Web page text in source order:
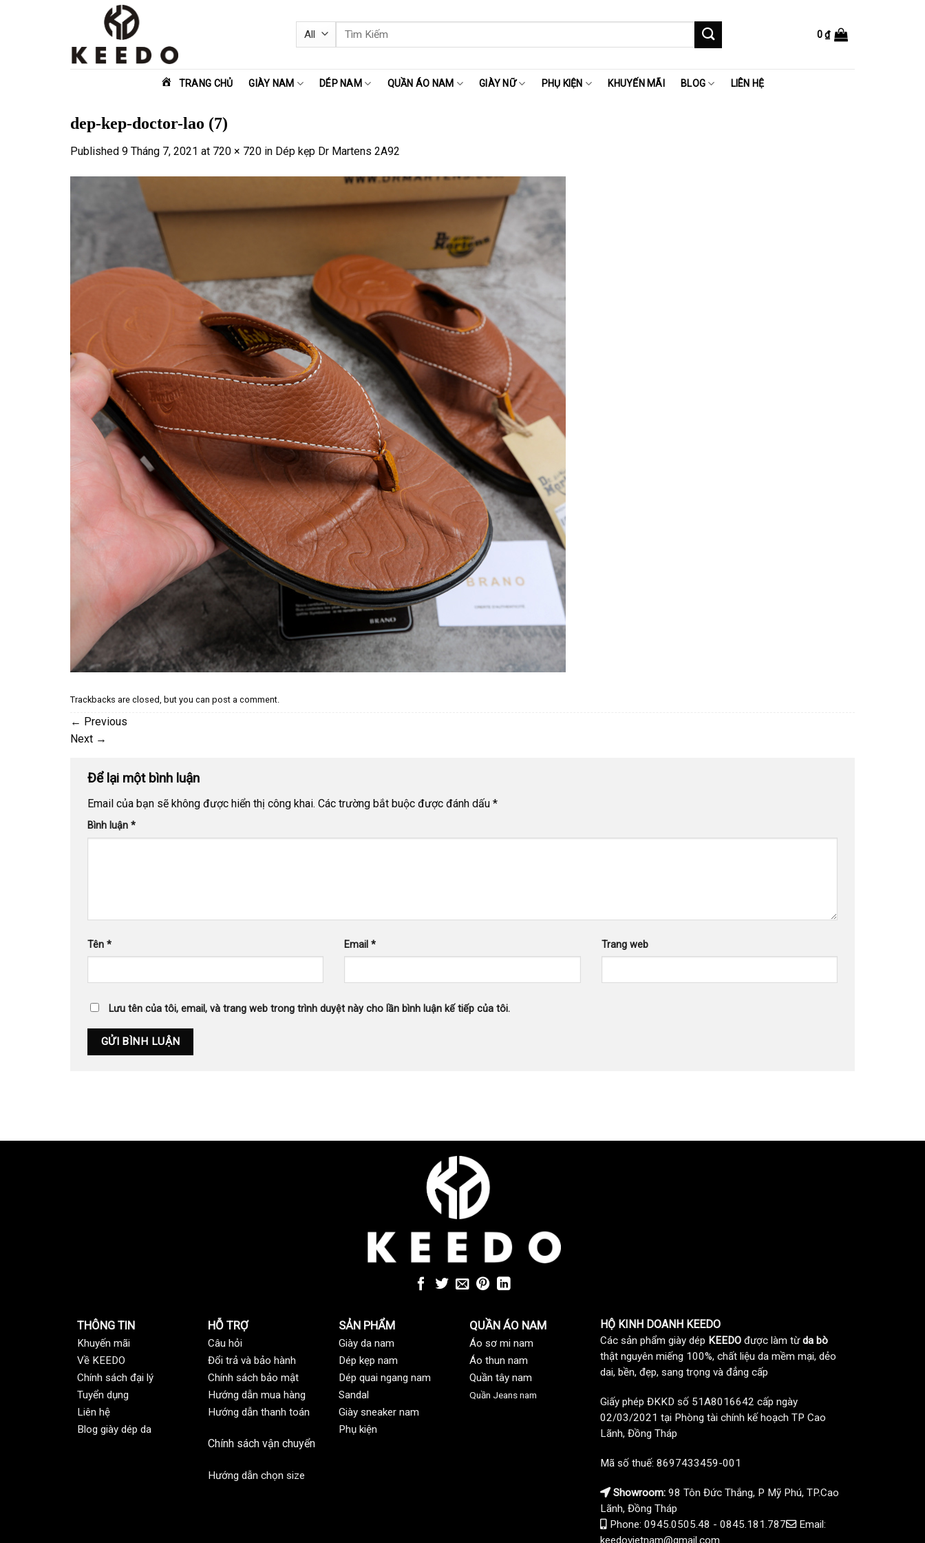
Tìm
kiếm:
0₫
TRANG CHỦ GIÀY NAM DÉP NAM QUẦN ÁO NAM GIÀY NỮ PHỤ KIỆN KHUYẾN MÃI BLOG LIÊN HỆ
dep-kep-doctor-lao (7)
Published 9 Tháng 7, 2021 at 720 × 720 in Dép kẹp Dr Martens 2A92
Trackbacks are closed, but you can post a comment.
← Previous
Next →
Để lại một bình luận
Email của bạn sẽ không được hiển thị công khai. Các trường bắt buộc được đánh dấu *
Bình luận *
Tên * Email* Trang web
Lưu tên của tôi, email, và trang web trong trình duyệt này cho lần bình luận kế tiếp của tôi.
THÔNG TIN
Khuyến mãi
Về KEEDO
Chính sách đại lý
Tuyển dụng
Liên hệ
Blog giày dép da
HỖ TRỢ
Câu hỏi
Đổi trả và bảo hành
Chính sách bảo mật
Hướng dẫn mua hàng
Hướng dẫn thanh toán
Chính sách vận chuyển
Hướng dẫn chọn size
SẢN PHẨM
Giày da nam
Dép kẹp nam
Dép quai ngang nam
Sandal
Giày sneaker nam
Phụ kiện
QUẦN ÁO NAM
Áo sơ mi nam
Áo thun nam
Quần tây nam
Quần Jeans nam
HỘ KINH DOANH KEEDO
Các sản phẩm giày dép KEEDO được làm từda bò
thật nguyên miếng 100%, chất liệu da mềm mại, dẻo
dai, bền, đẹp, sang trọng và đẳng cấp
Giấy phép ĐKKD số 51A8016642 cấp ngày
02/03/2021 tại Phòng tài chính kế hoạch TP Cao
Lãnh, Đồng Tháp
Mã số thuế: 8697433459-001
Showroom: 98 Tôn Đức Thắng, P Mỹ Phú, TP.Cao
Lãnh, Đồng Tháp
Phone: 0945.0505.48 - 0845.181.787
Email:
keedovietnam@gmail.com